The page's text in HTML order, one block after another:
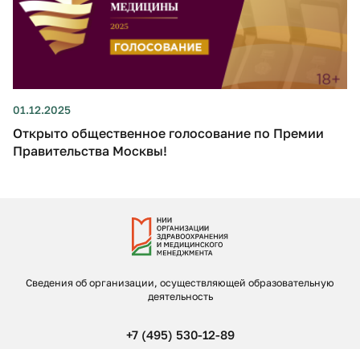
01.12.2025
Открыто общественное голосование по Премии
Правительства Москвы!
Сведения об организации, осуществляющей образовательную
деятельность
+7 (495) 530-12-89